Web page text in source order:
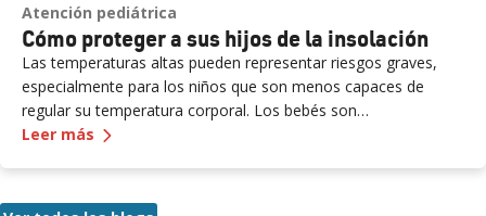
Atención pediátrica
Cómo proteger a sus hijos de la insolación
Las temperaturas altas pueden representar riesgos graves,
especialmente para los niños que son menos capaces de
regular su temperatura corporal. Los bebés son
particularmente vulnerables y pueden no mostrar signos
puede ocurrir rápidamente y ser mortal.
Leer más —